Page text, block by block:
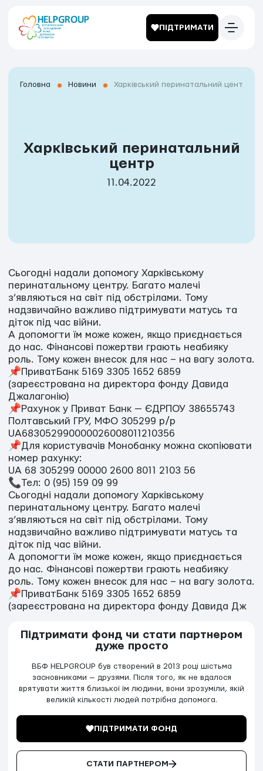
ПІДТРИМАТИ
Головна Новини Харківський перинатальний центр
Харківський перинатальний
центр
11.04.2022
Сьогодні надали допомогу Харківському
перинатальному центру. Багато малечі
з’являються на світ під обстрілами. Тому
надзвичайно важливо підтримувати матусь та
діток під час війни.
А допомогти їм може кожен, якщо приєднається
до нас. Фінансові пожертви грають неабияку
роль. Тому кожен внесок для нас – на вагу золота.
📌ПриватБанк 5169 3305 1652 6859
(зареєстрована на директора фонду Давида
Джалагонію)
📌Рахунок у Приват Банк — ЄДРПОУ 38655743
Полтавський ГРУ, МФО 305299 р/р
UA683052990000026008011210356
📌Для користувачів Монобанку можна скопіювати
номер рахунку:
UA 68 305299 00000 2600 8011 2103 56
📞Тел: 0 (95) 159 09 99
Сьогодні надали допомогу Харківському
перинатальному центру. Багато малечі
з’являються на світ під обстрілами. Тому
надзвичайно важливо підтримувати матусь та
діток під час війни.
А допомогти їм може кожен, якщо приєднається
до нас. Фінансові пожертви грають неабияку
роль. Тому кожен внесок для нас – на вагу золота.
📌ПриватБанк 5169 3305 1652 6859
(зареєстрована на директора фонду Давида Дж
Підтримати фонд чи стати партнером
дуже просто
ВБФ HELPGROUP був створений в 2013 році шістьма
засновниками — друзями. Після того, як не вдалося
врятувати життя близької їм людини, вони зрозуміли, якій
великій кількості людей потрібна допомога.
ПІДТРИМАТИ ФОНД
СТАТИ ПАРТНЕРОМ